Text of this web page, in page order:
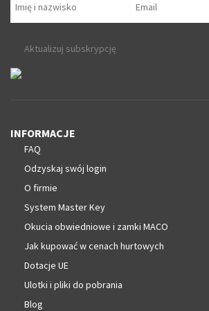
Aktualizuj subskrypcję
INFORMACJE
FAQ
Odzyskaj swój login
O firmie
System Master Key
Okucia obwiedniowe i zamki MACO
Jak kupować w cenach hurtowych
Dotacje UE
Ulotki i pliki do pobrania
Blog